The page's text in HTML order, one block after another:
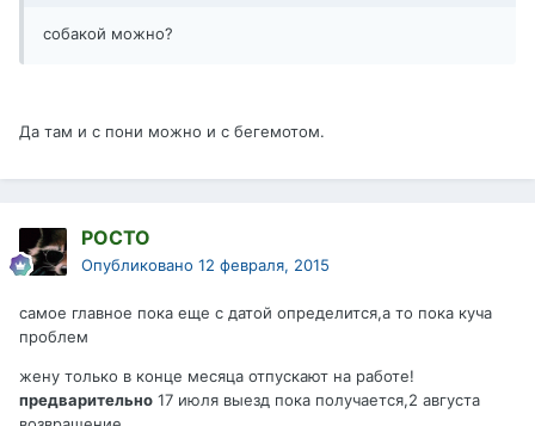
собакой можно?
Да там и с пони можно и с бегемотом.
РОСТО
Опубликовано 12 февраля, 2015
самое главное пока еще с датой определится,а то пока куча
проблем
жену только в конце месяца отпускают на работе!
предварительно 17 июля выезд пока получается,2 августа